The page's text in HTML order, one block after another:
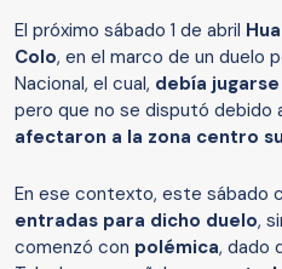
El próximo sábado 1 de abril
Colo, en el marco de un duelo
Nacional, el cual, debía
pero que no se disputó debido
afectaron a la zona centro
En ese contexto, este sábado
entradas para dicho duelo,
comenzó con polémica, dado